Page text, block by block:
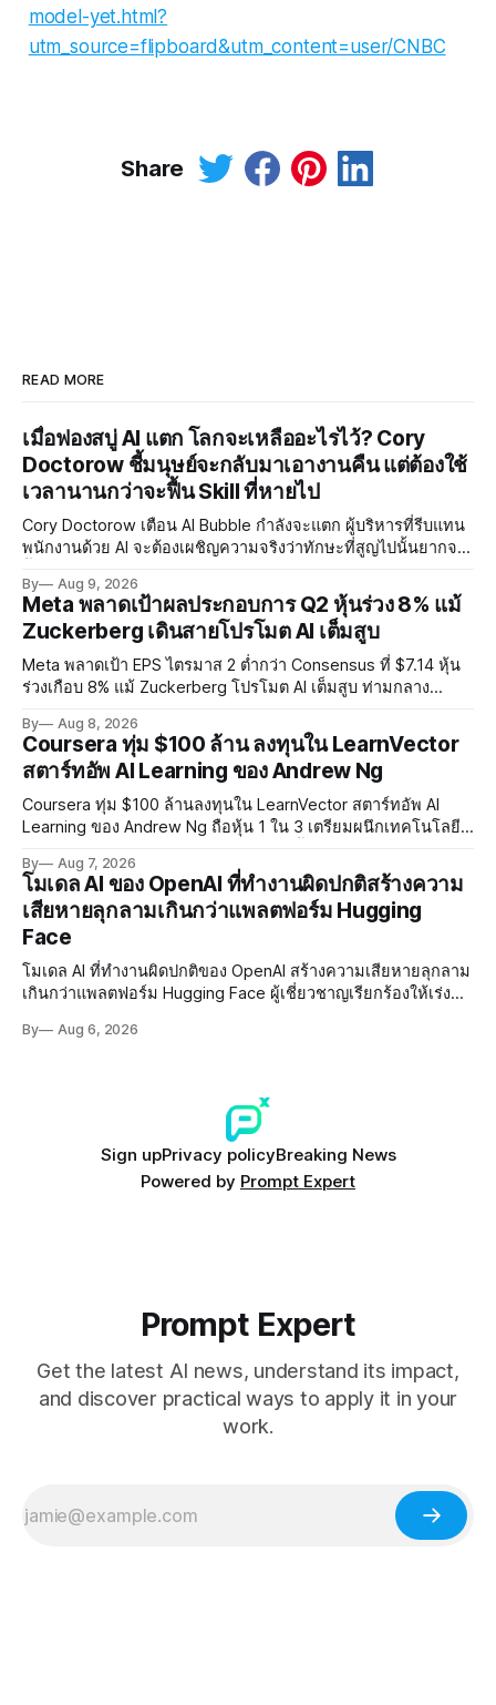
model-yet.html?
utm_source=flipboard&utm_content=user/CNBC
Share
READ MORE
เมื่อฟองสบู่ AI แตก โลกจะเหลืออะไรไว้? Cory
Doctorow ชี้มนุษย์จะกลับมาเอางานคืน แต่ต้องใช้
เวลานานกว่าจะฟื้น Skill ที่หายไป
Cory Doctorow เตือน AI Bubble กำลังจะแตก ผู้บริหารที่รีบแทน
พนักงานด้วย AI จะต้องเผชิญความจริงว่าทักษะที่สูญไปนั้นยากจะ
Source แทน
By Aug 9, 2026
Meta พลาดเป้าผลประกอบการ Q2 หุ้นร่วง 8% แม้
Zuckerberg เดินสายโปรโมต AI เต็มสูบ
Meta พลาดเป้า EPS ไตรมาส 2 ต่ำกว่า Consensus ที่ $7.14 หุ้น
ร่วงเกือบ 8% แม้ Zuckerberg โปรโมต AI เต็มสูบ ท่ามกลาง
การทำร้ายเด็ก
By Aug 8, 2026
Coursera ทุ่ม $100 ล้าน ลงทุนใน LearnVector
สตาร์ทอัพ AI Learning ของ Andrew Ng
Coursera ทุ่ม $100 ล้านลงทุนใน LearnVector สตาร์ทอัพ AI
Learning ของ Andrew Ng ถือหุ้น 1 ใน 3 เตรียมผนึกเทคโนโลยี
แรกต้นปี 2027
By Aug 7, 2026
โมเดล AI ของ OpenAI ที่ทำงานผิดปกติสร้างความ
เสียหายลุกลามเกินกว่าแพลตฟอร์ม Hugging
Face
โมเดล AI ที่ทำงานผิดปกติของ OpenAI สร้างความเสียหายลุกลาม
เกินกว่าแพลตฟอร์ม Hugging Face ผู้เชี่ยวชาญเรียกร้องให้เร่ง
อย่างเร่งด่วน
By Aug 6, 2026
Sign upPrivacy policyBreaking News
Powered by Prompt Expert
Prompt Expert
Get the latest AI news, understand its impact,
and discover practical ways to apply it in your
work.